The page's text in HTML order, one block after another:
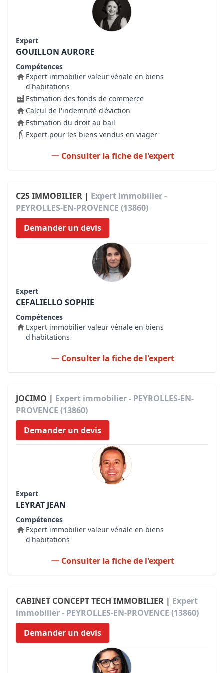
Expert
GOUILLON AURORE
Compétences
Expert immobilier valeur vénale en biens
d'habitations
Estimation des fonds de commerce
Calcul de l'indemnité d'éviction
Estimation du droit au bail
Expert pour les biens vendus en viager
Consulter la fiche de l'expert
C2S IMMOBILIER | Expert immobilier -
PEYROLLES-EN-PROVENCE (13860)
Demander un devis
Expert
CEFALIELLO SOPHIE
Compétences
Expert immobilier valeur vénale en biens
d'habitations
Consulter la fiche de l'expert
JOCIMO | Expert immobilier - PEYROLLES-EN-
PROVENCE (13860)
Demander un devis
Expert
LEYRAT JEAN
Compétences
Expert immobilier valeur vénale en biens
d'habitations
Consulter la fiche de l'expert
CABINET CONCEPT TECH IMMOBILIER | Expert
immobilier - PEYROLLES-EN-PROVENCE (13860)
Demander un devis